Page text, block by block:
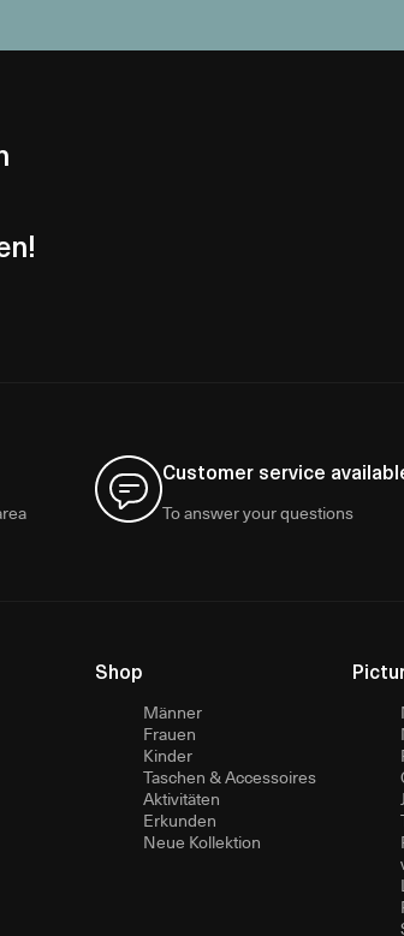
Customer service
To answer your questions
Shop
Männer
Frauen
Kinder
Taschen & Accessoires
Aktivitäten
Erkunden
Neue Kollektion